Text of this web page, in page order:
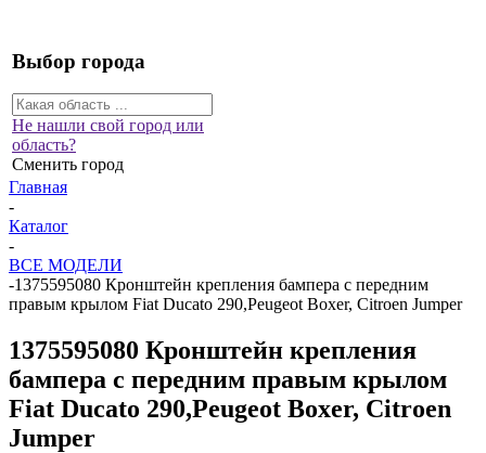
Выбор города
Не нашли свой город или
область?
Сменить город
Главная
-
Каталог
-
ВСЕ МОДЕЛИ
-1375595080 Кронштейн крепления бампера с передним
правым крылом Fiat Ducato 290,Peugeot Boxer, Citroen Jumper
1375595080 Кронштейн крепления
бампера с передним правым крылом
Fiat Ducato 290,Peugeot Boxer, Citroen
Jumper